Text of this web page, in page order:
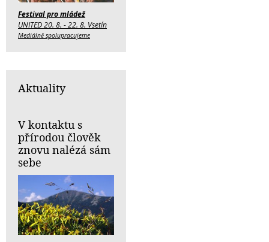
Festival pro mládež
UNITED 20. 8. - 22. 8. Vsetín
Mediálně spolupracujeme
Aktuality
V kontaktu s
přírodou člověk
znovu nalézá sám
sebe